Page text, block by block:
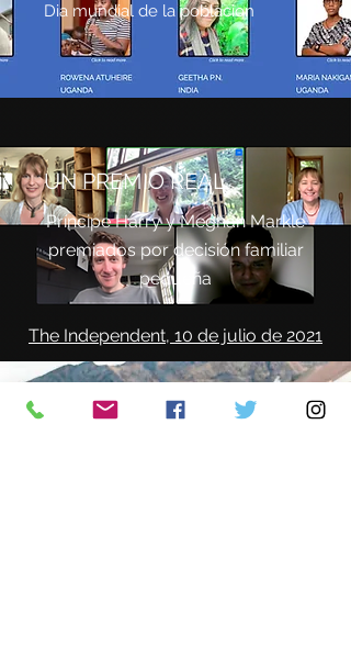
Dia mundial de la poblacion
UN PREMIO REAL
Príncipe Harry y Meghan Markle
premiados por decisión familiar
pequeña
The Independent, 10 de julio de 2021